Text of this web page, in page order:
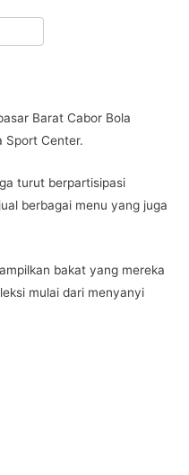
Barat Cabor Bola
Sport Center.
turut berpartisipasi
berbagai menu yang juga
bakat yang mereka
mulai dari menyanyi